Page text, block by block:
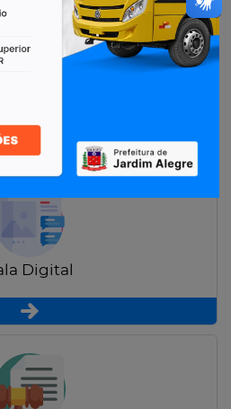
de Contribuintes
Digital